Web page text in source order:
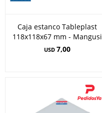
Caja estanco Tableplast
118x118x67 mm - Mangusi
USD 7,00